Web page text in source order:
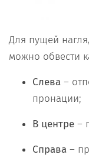
Для пущей
можно обвести
Слева –
пронации;
В центре –
Справа –